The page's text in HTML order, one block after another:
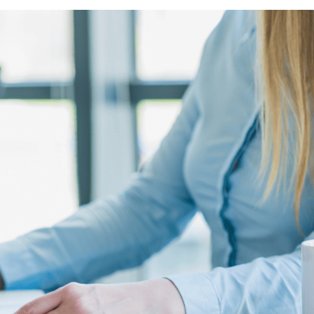
Минск
Альметьевск
Дубна
Ржев
Шарья
Ермолино
Тагил
Краснодар
- пос. Суда (Череповецкая область)
Томск
- Усолье-Сибирское
- Тында
- Нижний Бестях